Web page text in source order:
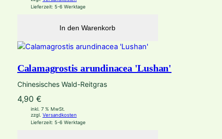
Lieferzeit: 5-6 Werktage
In den Warenkorb
Calamagrostis arundinacea 'Lushan'
Chinesisches Wald-Reitgras
4,90 €
inkl. 7 % MwSt.
zzgl. Versandkosten
Lieferzeit: 5-6 Werktage